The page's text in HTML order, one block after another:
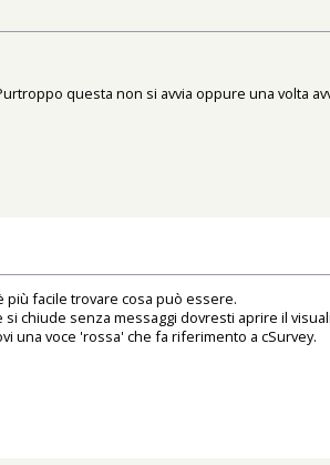
questa non si avvia oppure una volta
più facile trovare cosa può essere.
chiude senza messaggi dovresti aprire il
una voce 'rossa' che fa riferimento a cSurvey.